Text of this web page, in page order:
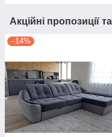
Акційні пропозиції
–14%